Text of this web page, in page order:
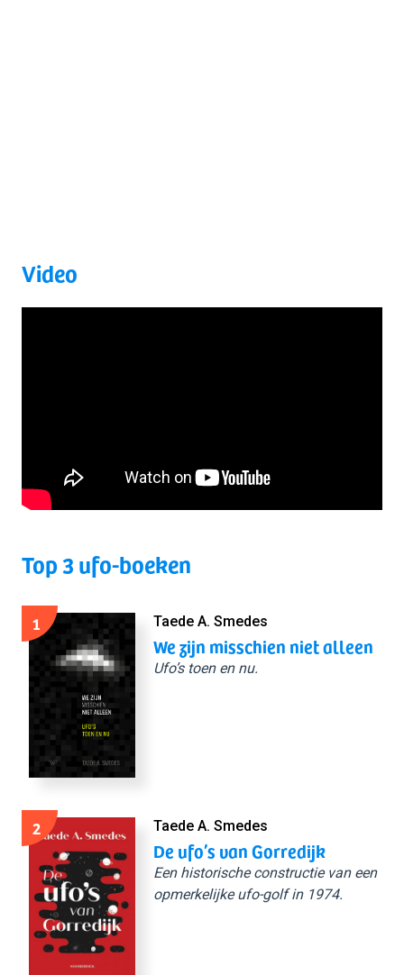
Video
Top 3 ufo-boeken
1 Taede A. Smedes
We zijn misschien niet alleen
Ufo’s toen en nu.
2 Taede A. Smedes
De ufo’s van Gorredijk
Een historische constructie van een
opmerkelijke ufo-golf in 1974.